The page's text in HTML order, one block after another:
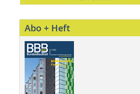
Abo + Heft